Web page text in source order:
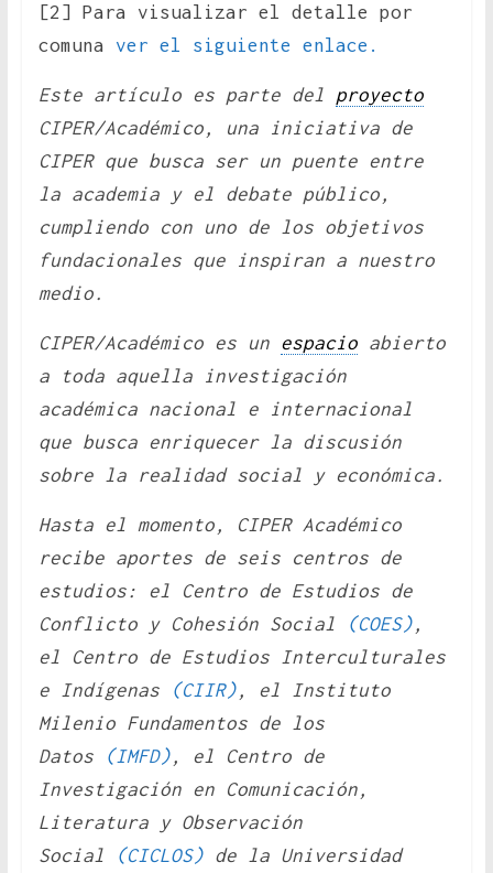
[2] Para visualizar el detalle por
comuna ver el siguiente enlace.
Este artículo es parte del proyecto
CIPER/Académico, una iniciativa de
CIPER que busca ser un puente entre
la academia y el debate público,
cumpliendo con uno de los objetivos
fundacionales que inspiran a nuestro
medio.
CIPER/Académico es un espacioabierto
a toda aquella investigación
académica nacional e internacional
que busca enriquecer la discusión
sobre la realidad social y económica.
Hasta el momento, CIPER Académico
recibe aportes de seis centros de
estudios: el Centro de Estudios de
Conflicto y Cohesión Social
(COES),
el Centro de Estudios Interculturales
e Indígenas
(CIIR), el Instituto
Milenio Fundamentos de los
Datos
(IMFD), el Centro de
Investigación en Comunicación,
Literatura y Observación
Social
(CICLOS)de la Universidad